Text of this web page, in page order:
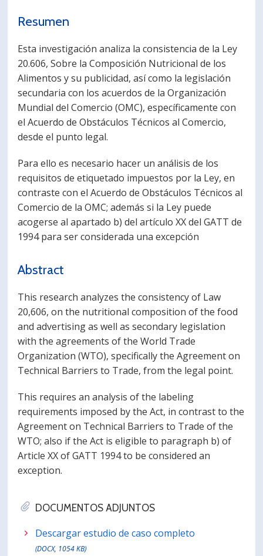
Estudiantes Egresados
DOCUMENTOS ADJUNTOS
Descargar estudio de caso completo
(DOCX, 1054 KB)
Resumen
Esta investigación analiza la consistencia de la Ley
20.606, Sobre la Composición Nutricional de los
Alimentos y su publicidad, así como la legislación
secundaria con los acuerdos de la Organización
Mundial del Comercio (OMC), específicamente con
el Acuerdo de Obstáculos Técnicos al Comercio,
desde el punto legal.
Para ello es necesario hacer un análisis de los
requisitos de etiquetado impuestos por la Ley, en
contraste con el Acuerdo de Obstáculos Técnicos al
Comercio de la OMC; además si la Ley puede
acogerse al apartado b) del artículo XX del GATT de
1994 para ser considerada una excepción
Abstract
This research analyzes the consistency of Law
20,606, on the nutritional composition of the food
and advertising as well as secondary legislation
with the agreements of the World Trade
Organization (WTO), specifically the Agreement on
Technical Barriers to Trade, from the legal point.
This requires an analysis of the labeling
requirements imposed by the Act, in contrast to the
Agreement on Technical Barriers to Trade of the
WTO; also if the Act is eligible to paragraph b) of
Article XX of GATT 1994 to be considered an
exception.